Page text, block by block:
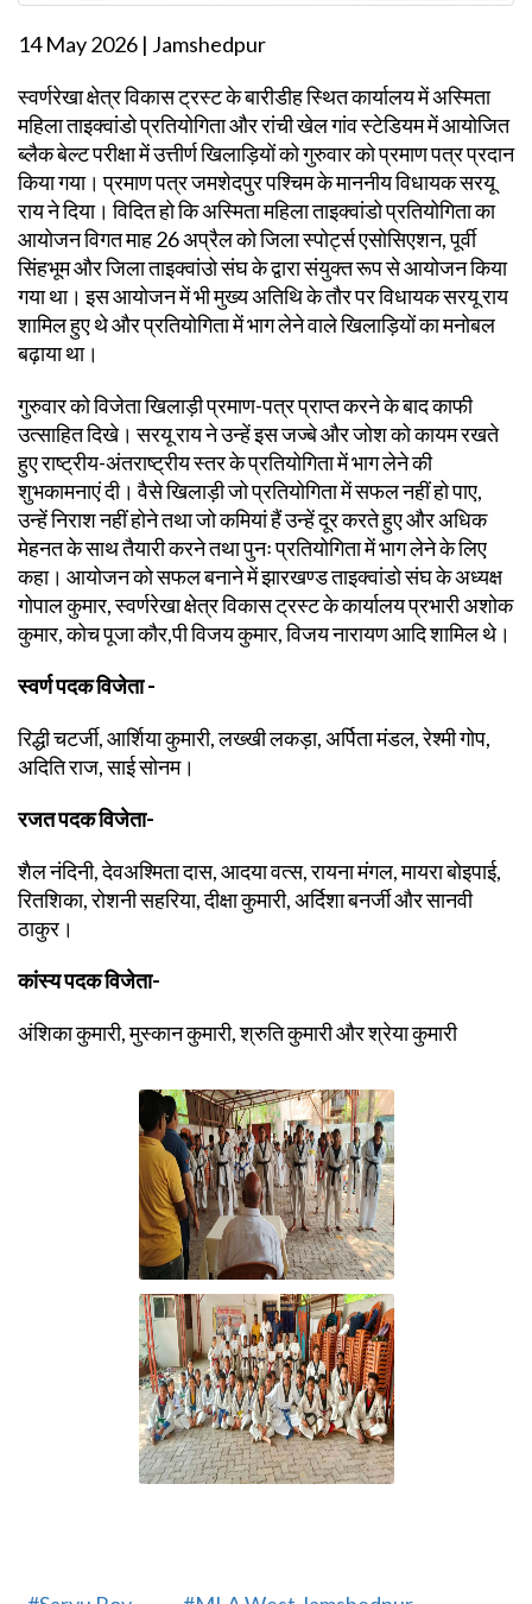
14 May 2026 | Jamshedpur
स्वर्णरेखा क्षेत्र विकास ट्रस्ट के बारीडीह स्थित कार्यालय में अस्मिता
महिला ताइक्वांडो प्रतियोगिता और रांची खेल गांव स्टेडियम में आयोजित
ब्लैक बेल्ट परीक्षा में उत्तीर्ण खिलाड़ियों को गुरुवार को प्रमाण पत्र प्रदान
किया गया। प्रमाण पत्र जमशेदपुर पश्चिम के माननीय विधायक सरयू
राय ने दिया। विदित हो कि अस्मिता महिला ताइक्वांडो प्रतियोगिता का
आयोजन विगत माह 26 अप्रैल को जिला स्पोर्ट्स एसोसिएशन, पूर्वी
सिंहभूम और जिला ताइक्वांउो संघ के द्वारा संयुक्त रूप से आयोजन किया
गया था। इस आयोजन में भी मुख्य अतिथि के तौर पर विधायक सरयू राय
शामिल हुए थे और प्रतियोगिता में भाग लेने वाले खिलाड़ियों का मनोबल
बढ़ाया था।
गुरुवार को विजेता खिलाड़ी प्रमाण-पत्र प्राप्त करने के बाद काफी
उत्साहित दिखे। सरयू राय ने उन्हें इस जज्बे और जोश को कायम रखते
हुए राष्ट्रीय-अंतराष्ट्रीय स्तर के प्रतियोगिता में भाग लेने की
शुभकामनाएं दी। वैसे खिलाड़ी जो प्रतियोगिता में सफल नहीं हो पाए,
उन्हें निराश नहीं होने तथा जो कमियां हैं उन्हें दूर करते हुए और अधिक
मेहनत के साथ तैयारी करने तथा पुनः प्रतियोगिता में भाग लेने के लिए
कहा। आयोजन को सफल बनाने में झारखण्ड ताइक्वांडो संघ के अध्यक्ष
गोपाल कुमार, स्वर्णरेखा क्षेत्र विकास ट्रस्ट के कार्यालय प्रभारी अशोक
कुमार, कोच पूजा कौर,पी विजय कुमार, विजय नारायण आदि शामिल थे।
स्वर्ण पदक विजेता -
रिद्धी चटर्जी, आर्शिया कुमारी, लख्खी लकड़ा, अर्पिता मंडल, रेश्मी गोप,
अदिति राज, साई सोनम।
रजत पदक विजेता-
शैल नंदिनी, देवअश्मिता दास, आदया वत्स, रायना मंगल, मायरा बोइपाई,
रितशिका, रोशनी सहरिया, दीक्षा कुमारी, अर्दिशा बनर्जी और सानवी
ठाकुर।
कांस्य पदक विजेता-
अंशिका कुमारी, मुस्कान कुमारी, श्रुति कुमारी और श्रेया कुमारी